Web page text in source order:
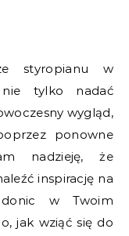
styropianu w
tylko nadać
wygląd,
ponowne
nadzieję, że
inspirację na
donic w Twoim
jak wziąć się do